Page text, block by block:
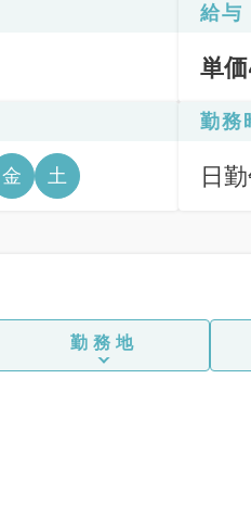
給与
単
金 土
勤務
日
勤務地